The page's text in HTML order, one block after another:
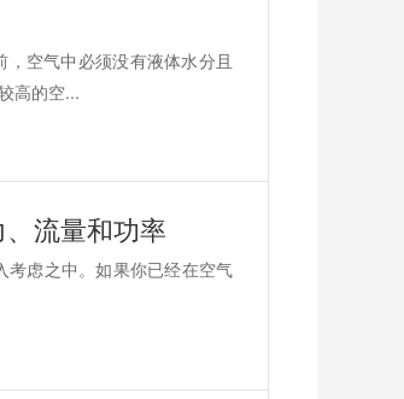
空气中必须没有液体水分且
高的空...
流量和功率
考虑之中。如果你已经在空气